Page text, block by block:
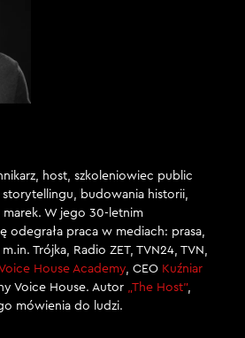
host, szkoleniowiec public
budowania historii,
W jego 30-letnim
odegrała praca w mediach: prasa,
Trójka, Radio ZET, TVN24, TVN,
House Academy, CEO Kuźniar
Voice House. Autor „The Host”,
mówienia do ludzi.